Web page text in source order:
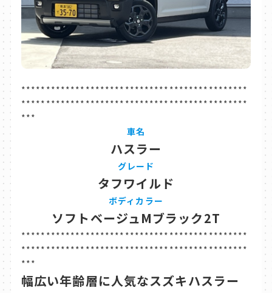
**********************************************
**********************************************
***
車名
ハスラー
グレード
タフワイルド
ボディカラー
ソフトベージュMブラック2T
**********************************************
**********************************************
***
幅広い年齢層に人気なスズキハスラー